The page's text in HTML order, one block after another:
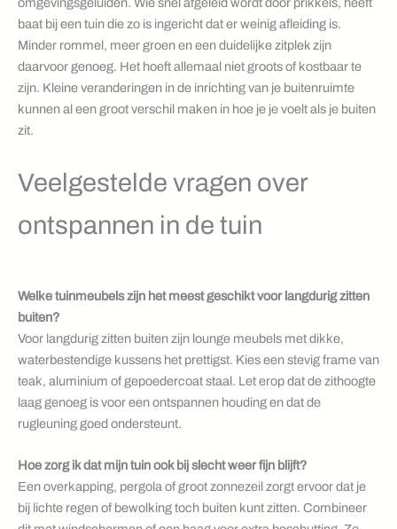
baat bij een tuin die zo is ingericht dat er weinig afleiding is.
Minder rommel, meer groen en een duidelijke zitplek zijn
daarvoor genoeg. Het hoeft allemaal niet groots of kostbaar te
zijn. Kleine veranderingen in de inrichting van je buitenruimte
kunnen al een groot verschil maken in hoe je je voelt als je buiten
zit.
Veelgestelde vragen over
ontspannen in de tuin
Welke tuinmeubels zijn het meest geschikt voor langdurig zitten
buiten?
Voor langdurig zitten buiten zijn lounge meubels met dikke,
waterbestendige kussens het prettigst. Kies een stevig frame van
teak, aluminium of gepoedercoat staal. Let erop dat de zithoogte
laag genoeg is voor een ontspannen houding en dat de
rugleuning goed ondersteunt.
Hoe zorg ik dat mijn tuin ook bij slecht weer fijn blijft?
Een overkapping, pergola of groot zonnezeil zorgt ervoor dat je
bij lichte regen of bewolking toch buiten kunt zitten. Combineer